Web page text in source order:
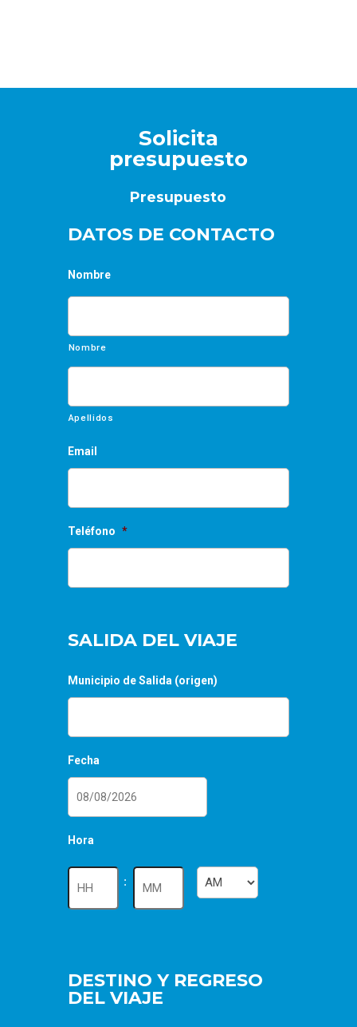
Solicita
presupuesto
Presupuesto
DATOS DE CONTACTO
Nombre
Nombre
Apellidos
Email
Teléfono *
SALIDA DEL VIAJE
Municipio de Salida (origen)
Fecha
barra
MM
barra
AAAA
Hora
:
DESTINO Y REGRESO
DEL VIAJE